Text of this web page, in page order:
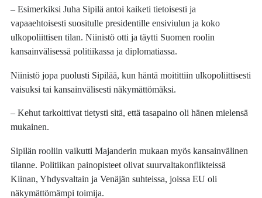
– Esimerkiksi Juha Sipilä antoi kaiketi tietoisesti ja
vapaaehtoisesti suositulle presidentille ensiviulun ja koko
ulkopoliittisen tilan. Niinistö otti ja täytti Suomen roolin
kansainvälisessä politiikassa ja diplomatiassa.
Niinistö jopa puolusti Sipilää, kun häntä moitittiin ulkopoliittisesti
vaisuksi tai kansainvälisesti näkymättömäksi.
– Kehut tarkoittivat tietysti sitä, että tasapaino oli hänen mielensä
mukainen.
Sipilän rooliin vaikutti Majanderin mukaan myös kansainvälinen
tilanne. Politiikan painopisteet olivat suurvaltakonflikteissä
Kiinan, Yhdysvaltain ja Venäjän suhteissa, joissa EU oli
näkymättömämpi toimija.